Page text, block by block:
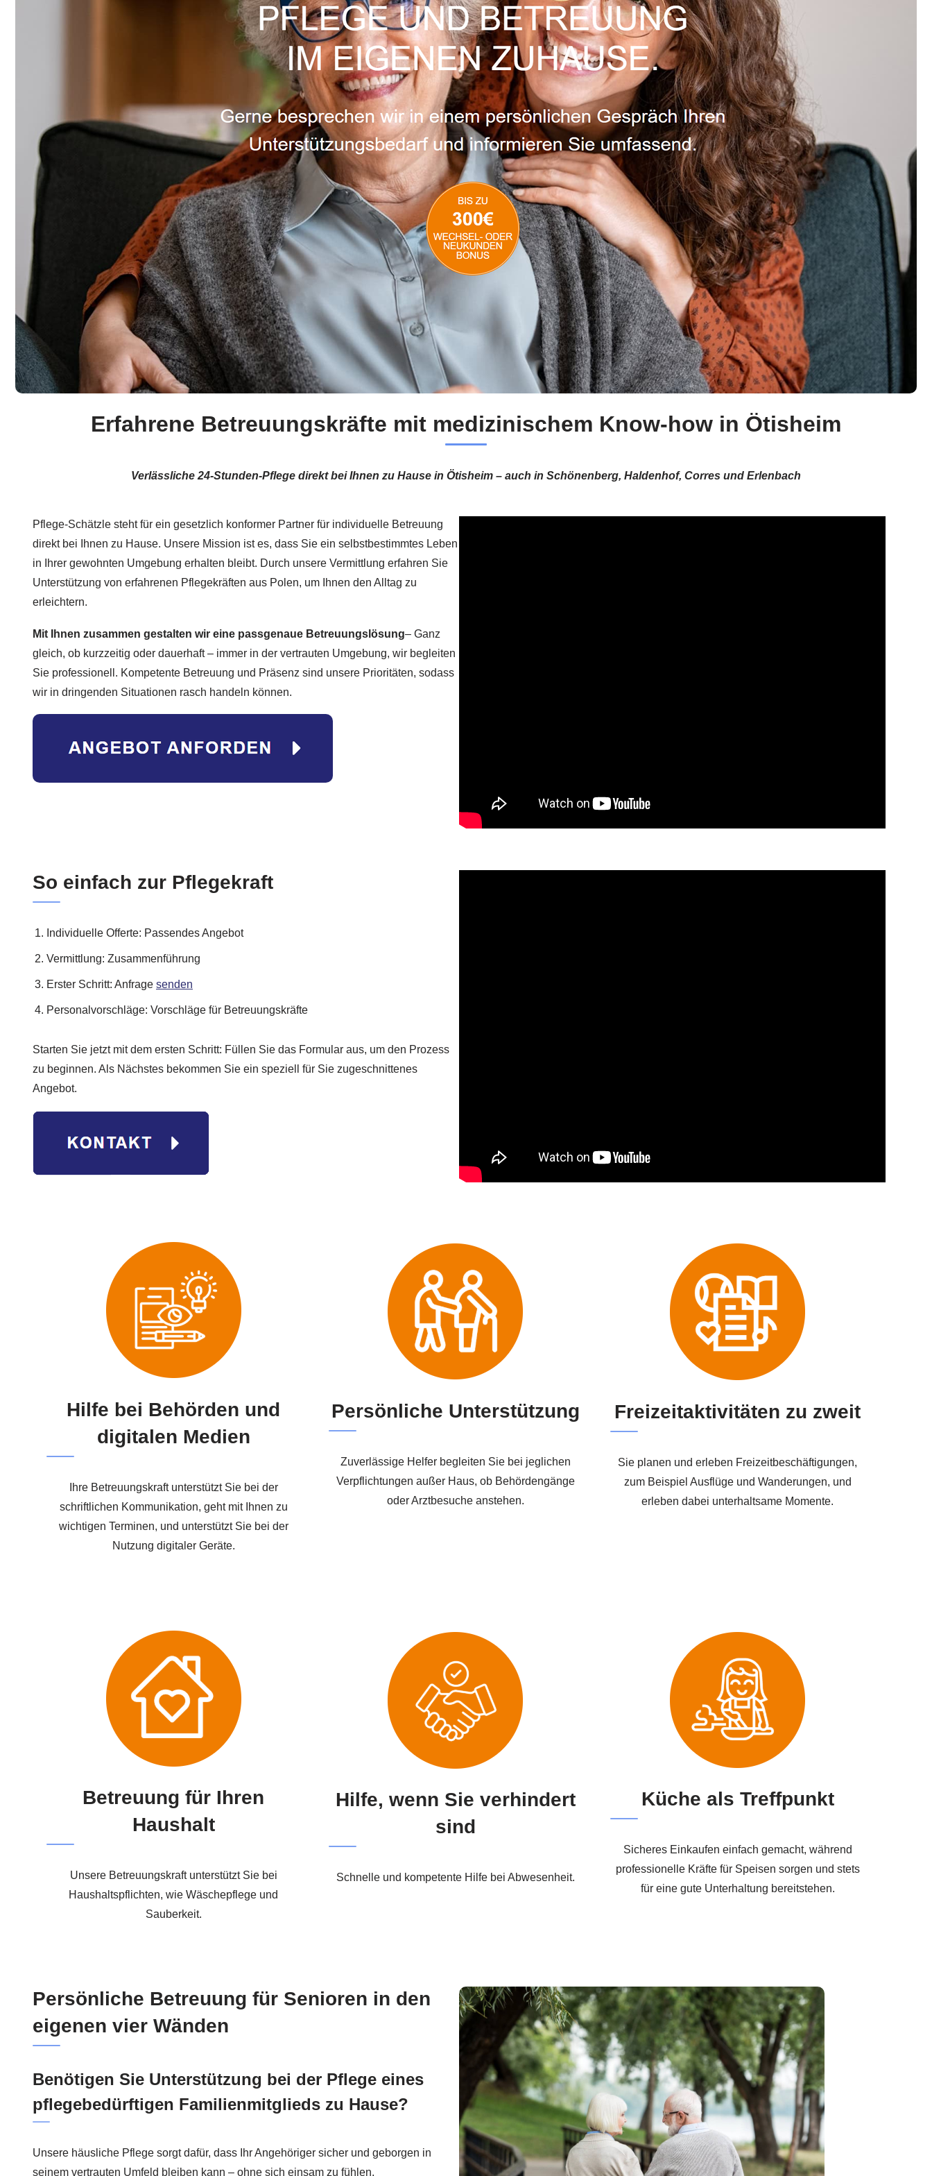
Erfahrene Betreuungskräfte mit medizinischem Know-how in Ötisheim
Verlässliche 24-Stunden-Pflege direkt bei Ihnen zu Hause in Ötisheim – auch in Schönenberg, Haldenhof, Corres und Erlenbach
Pflege-Schätzle steht für ein gesetzlich konformer Partner für individuelle Betreuung
direkt bei Ihnen zu Hause. Unsere Mission ist es, dass Sie ein selbstbestimmtes Leben
in Ihrer gewohnten Umgebung erhalten bleibt. Durch unsere Vermittlung erfahren Sie
Unterstützung von erfahrenen Pflegekräften aus Polen, um Ihnen den Alltag zu
erleichtern.
Mit Ihnen zusammen gestalten wir eine passgenaue Betreuungslösung– Ganz
gleich, ob kurzzeitig oder dauerhaft – immer in der vertrauten Umgebung, wir begleiten
Sie professionell. Kompetente Betreuung und Präsenz sind unsere Prioritäten, sodass
wir in dringenden Situationen rasch handeln können.
So einfach zur Pflegekraft
Individuelle Offerte: Passendes Angebot
Vermittlung: Zusammenführung
Erster Schritt: Anfrage senden
Personalvorschläge: Vorschläge für Betreuungskräfte
Starten Sie jetzt mit dem ersten Schritt: Füllen Sie das Formular aus, um den Prozess
zu beginnen. Als Nächstes bekommen Sie ein speziell für Sie zugeschnittenes
Angebot.
Hilfe bei Behörden und
digitalen Medien
Ihre Betreuungskraft unterstützt Sie bei der
schriftlichen Kommunikation, geht mit Ihnen zu
wichtigen Terminen, und unterstützt Sie bei der
Nutzung digitaler Geräte.
Persönliche Unterstützung
Zuverlässige Helfer begleiten Sie bei jeglichen
Verpflichtungen außer Haus, ob Behördengänge
oder Arztbesuche anstehen.
Freizeitaktivitäten zu zweit
Sie planen und erleben Freizeitbeschäftigungen,
zum Beispiel Ausflüge und Wanderungen, und
erleben dabei unterhaltsame Momente.
Betreuung für Ihren
Haushalt
Unsere Betreuungskraft unterstützt Sie bei
Haushaltspflichten, wie Wäschepflege und
Sauberkeit.
Hilfe, wenn Sie verhindert
sind
Schnelle und kompetente Hilfe bei Abwesenheit.
Küche als Treffpunkt
Sicheres Einkaufen einfach gemacht, während
professionelle Kräfte für Speisen sorgen und stets
für eine gute Unterhaltung bereitstehen.
Persönliche Betreuung für Senioren in den
eigenen vier Wänden
Benötigen Sie Unterstützung bei der Pflege eines
pflegebedürftigen Familienmitglieds zu Hause?
Unsere häusliche Pflege sorgt dafür, dass Ihr Angehöriger sicher und geborgen in
seinem vertrauten Umfeld bleiben kann – ohne sich einsam zu fühlen.